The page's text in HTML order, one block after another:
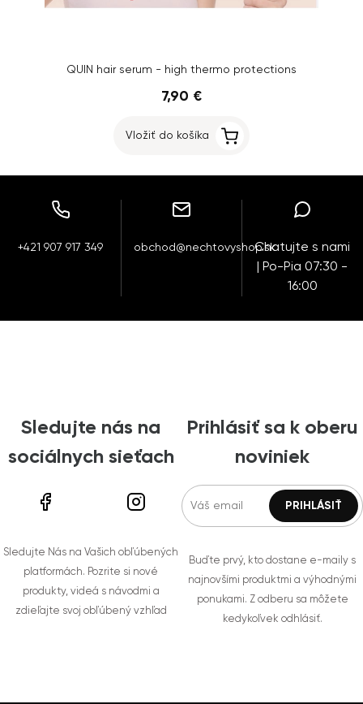
QUIN hair serum - high thermo protections
7,90 €
Vložiť do košíka
+421 907 917 349 obchod@nechtovyshop.skChatujte s nami
| Po-Pia 07:30 -
16:00
Sledujte nás na
sociálnych sieťach
Sledujte Nás na Vašich obľúbených
platformách. Pozrite si nové
produkty, videá s návodmi a
zdieľajte svoj obľúbený vzhľad
Prihlásiť sa k oberu
noviniek
Buďte prvý, kto dostane e-maily s
najnovšími produktmi a výhodnými
ponukami. Z odberu sa môžete
kedykoľvek odhlásiť.